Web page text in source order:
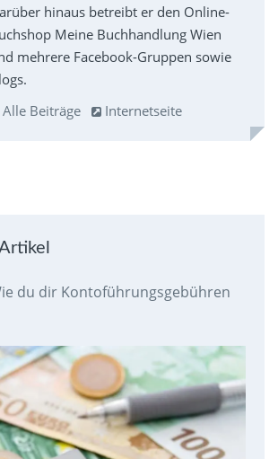
hinaus betreibt er den Online-
Meine Buchhandlung Wien
mehrere Facebook-Gruppen sowie
Beiträge
Internetseite
du dir Kontoführungsgebühren